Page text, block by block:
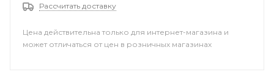
Рассчитать доставку
Цена действительна только для интернет-магазина и
может отличаться от цен в розничных магазинах